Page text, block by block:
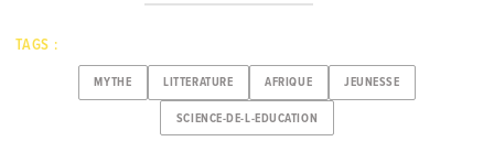
TAGS :
MYTHE LITTERATURE AFRIQUE JEUNESSE
SCIENCE-DE-L-EDUCATION